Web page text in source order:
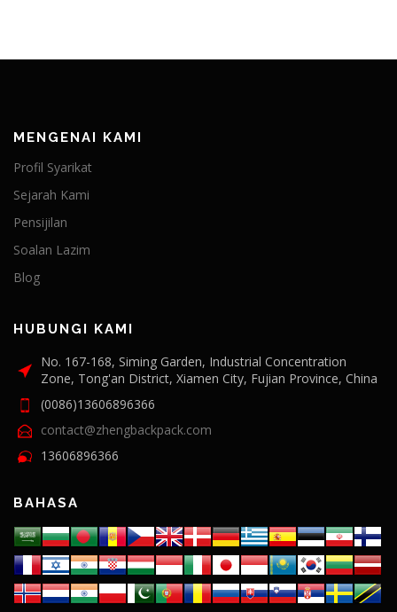
MENGENAI KAMI
Profil Syarikat
Sejarah Kami
Pensijilan
Soalan Lazim
Blog
HUBUNGI KAMI
No. 167-168, Siming Garden, Industrial Concentration
Zone, Tong'an District, Xiamen City, Fujian Province, China
(0086)13606896366
contact@zhengbackpack.com
13606896366
BAHASA